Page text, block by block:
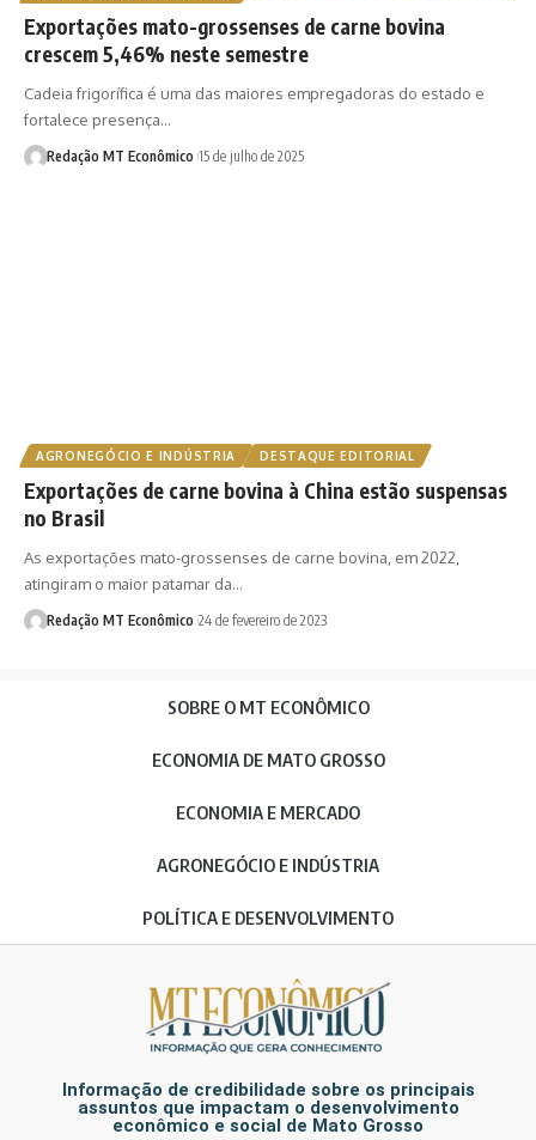
Exportações mato-grossenses de carne bovina
crescem 5,46% neste semestre
Cadeia frigorífica é uma das maiores empregadoras do estado e
fortalece presença…
Redação MT Econômico 15 de julho de 2025
AGRONEGÓCIO E INDÚSTRIA DESTAQUE EDITORIAL
Exportações de carne bovina à China estão suspensas
no Brasil
As exportações mato-grossenses de carne bovina, em 2022,
atingiram o maior patamar da…
Redação MT Econômico 24 de fevereiro de 2023
SOBRE O MT ECONÔMICO
ECONOMIA DE MATO GROSSO
ECONOMIA E MERCADO
AGRONEGÓCIO E INDÚSTRIA
POLÍTICA E DESENVOLVIMENTO
Informação de credibilidade sobre os principais
assuntos que impactam o desenvolvimento
econômico e social de Mato Grosso